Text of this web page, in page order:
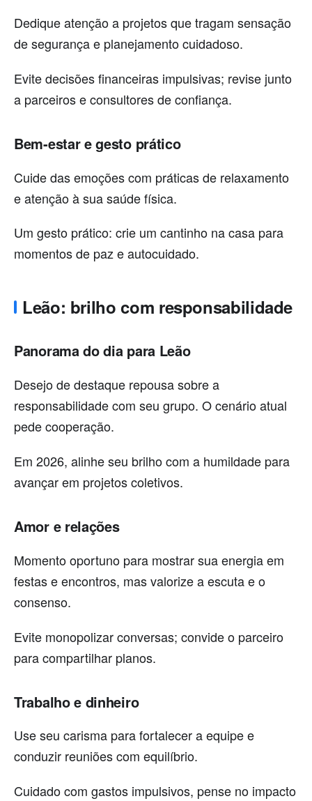
Dedique atenção a projetos que tragam sensação
de segurança e planejamento cuidadoso.
Evite decisões financeiras impulsivas; revise junto
a parceiros e consultores de confiança.
Bem-estar e gesto prático
Cuide das emoções com práticas de relaxamento
e atenção à sua saúde física.
Um gesto prático: crie um cantinho na casa para
momentos de paz e autocuidado.
Leão: brilho com responsabilidade
Panorama do dia para Leão
Desejo de destaque repousa sobre a
responsabilidade com seu grupo. O cenário atual
pede cooperação.
Em 2026, alinhe seu brilho com a humildade para
avançar em projetos coletivos.
Amor e relações
Momento oportuno para mostrar sua energia em
festas e encontros, mas valorize a escuta e o
consenso.
Evite monopolizar conversas; convide o parceiro
para compartilhar planos.
Trabalho e dinheiro
Use seu carisma para fortalecer a equipe e
conduzir reuniões com equilíbrio.
Cuidado com gastos impulsivos, pense no impacto